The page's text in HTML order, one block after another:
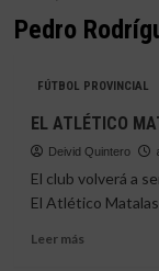
Pedro
FÚTBOL PROVINCIAL
EL ATLÉTICO
Deivid Quintero
El club volverá a
El Atlético
Leer másLeer